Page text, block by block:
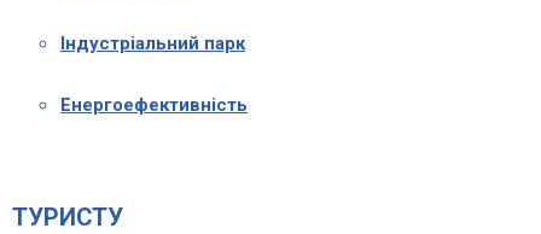
Індустріальний парк
Енергоефективність
ТУРИСТУ